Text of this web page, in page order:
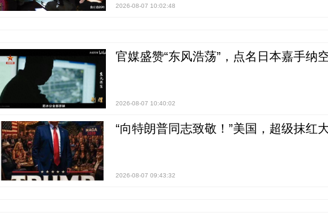
2026-08-07 10:02:48
官媒盛赞“东风浩荡”，点名日本嘉手纳
2026-08-07 10:40:02
“向特朗普同志致敬！”美国，超级抹红
2026-08-07 09:43:32